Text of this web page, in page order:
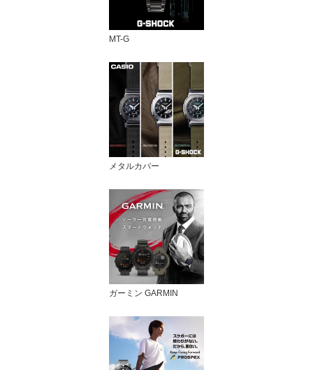
MT-G
メタルカバー
ガーミン GARMIN